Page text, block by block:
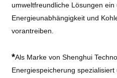
umweltfreundliche Lösungen ein
Energieunabhängigkeit und
vorantreiben.
*Als Marke von Shenghui
Energiespeicherung